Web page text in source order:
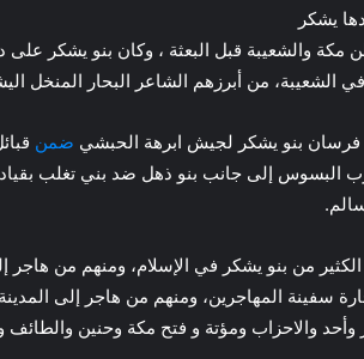
يشكر
مكة والشعيبة قبل البعثة ، وكان بنو يشكر على
الشعيبة، من أبرزهم الشاعر البحار المنخل
بنو يشكر لجيش ابرهة الحبشي ضمن
البسوس إلى جانب بنو ذهل ضد بني تغلب
الكثير من بنو يشكر في الإسلام، ومنهم من
سفينة المهاجرين، ومنهم من هاجر إلى
وأحد والاحزاب ومؤتة و فتح مكة وحنين